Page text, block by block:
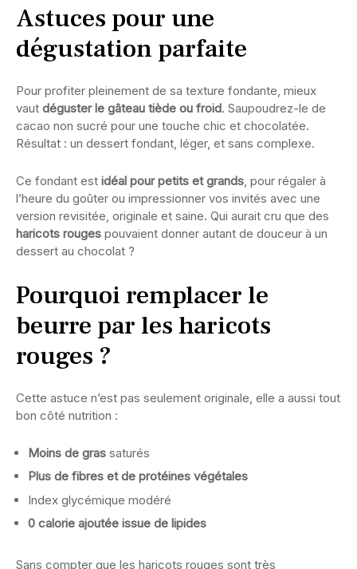
Astuces pour une
dégustation parfaite
Pour profiter pleinement de sa texture fondante, mieux
vaut déguster le gâteau tiède ou froid. Saupoudrez-le de
cacao non sucré pour une touche chic et chocolatée.
Résultat : un dessert fondant, léger, et sans complexe.
Ce fondant est idéal pour petits et grands , pour régaler à
l’heure du goûter ou impressionner vos invités avec une
version revisitée, originale et saine. Qui aurait cru que des
haricots rouges pouvaient donner autant de douceur à un
dessert au chocolat ?
Pourquoi remplacer le
beurre par les haricots
rouges ?
Cette astuce n’est pas seulement originale, elle a aussi tout
bon côté nutrition :
Moins de gras saturés
Plus de fibres et de protéines végétales
Index glycémique modéré
0 calorie ajoutée issue de lipides
Sans compter que les haricots rouges sont très